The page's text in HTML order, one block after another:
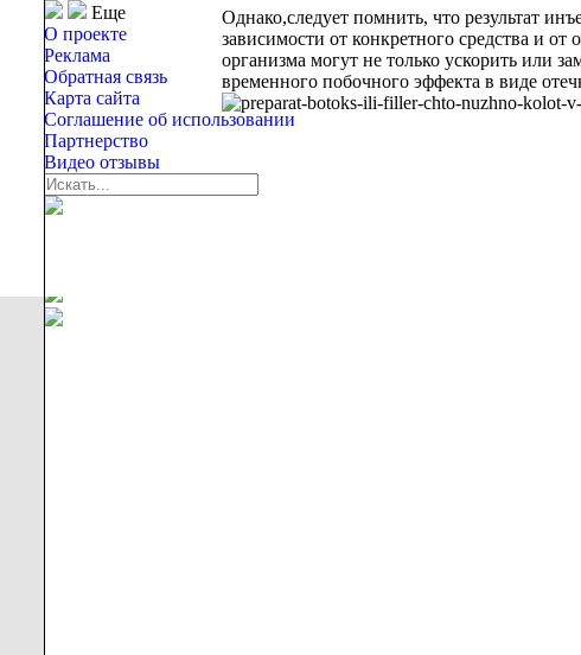
Еще
О проекте
Реклама
Обратная связь
Карта сайта
Соглашение об использовании
Партнерство
Видео отзывы
Однако,следует помнить, что результат
зависимости от конкретного средства и
организма могут не только ускорить или
временного побочного эффекта в виде